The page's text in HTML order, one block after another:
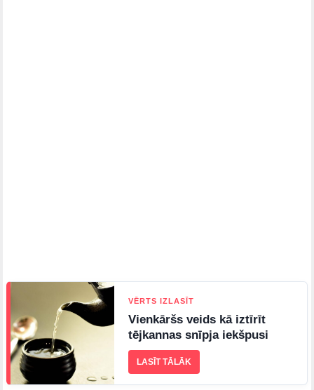
VĒRTS IZLASĪT
Vienkāršs veids kā iztīrīt
tējkannas snīpja iekšpusi
LASĪT TĀLĀK